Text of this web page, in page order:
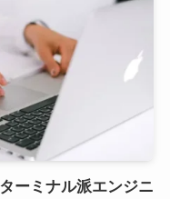
ーミナル派エンジニ